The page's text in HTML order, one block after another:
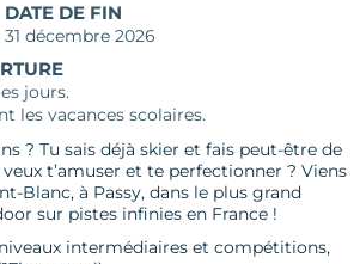
DATE DE FIN
31 décembre 2026
jours.
les vacances scolaires.
? Tu sais déjà skier et fais peut-être de
t’amuser et te perfectionner ? Viens
Blanc, à Passy, dans le plus grand
sur pistes infinies en France !
intermédiaires et compétitions,